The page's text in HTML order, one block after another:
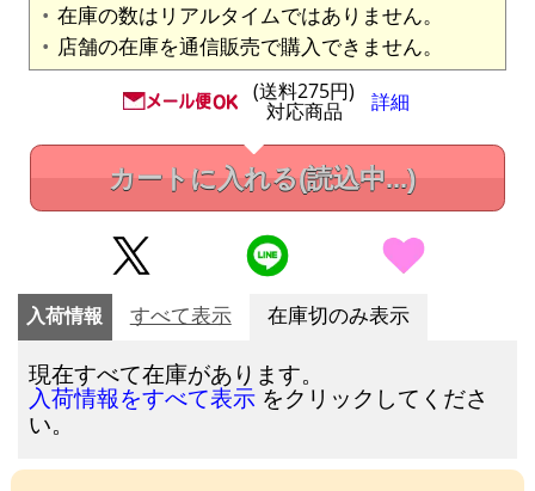
在庫の数はリアルタイムではありません。
店舗の在庫を通信販売で購入できません。
(送料275円)
対応商品 詳細
カートに入れる(読込中...)
入荷情報 すべて表示 在庫切のみ表示
現在すべて在庫があります。
入荷情報をすべて表示 をクリックしてくださ
い。